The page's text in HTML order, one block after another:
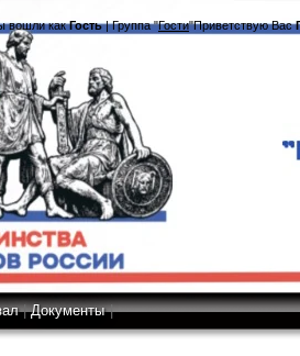
вошли как Гость|Группа"Гости"Приветствую Вас
|Документы